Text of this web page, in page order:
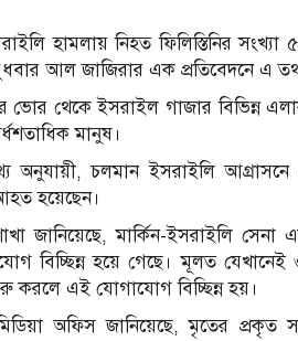
হামলায় নিহত ফিলিস্তিনির
আল জাজিরার এক প্রতিবেদনে এ
ভোর থেকে ইসরাইল গাজার বিভিন্ন
মানুষ।
তথ্য অনুযায়ী, চলমান ইসরাইলি
হয়েছেন।
জানিয়েছে, মার্কিন-ইসরাইলি
বিচ্ছিন্ন হয়ে গেছে। মূলত
করলে এই যোগাযোগ বিচ্ছিন্ন হয়।
অফিস জানিয়েছে, মৃতের প্রকৃত